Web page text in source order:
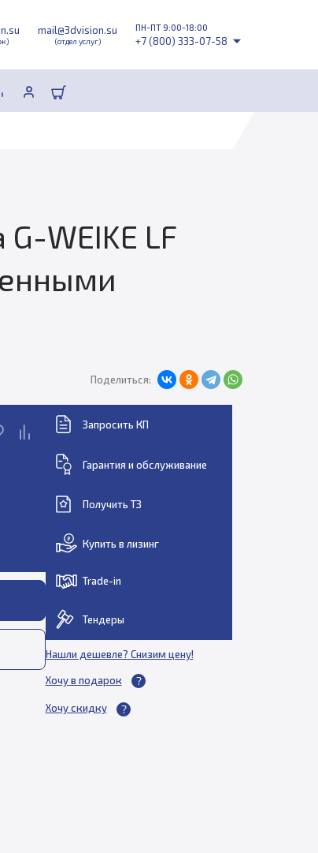
mail@3dvision.su
(отдел услуг)
ПН-ПТ 9:00-18:00
+7 (800) 333-07-58
WEIKE LF
Поделиться:
Запросить КП
Гарантия и обслуживание
Получить ТЗ
Купить в лизинг
Trade-in
Тендеры
Нашли дешевле? Снизим цену!
Хочу в подарок
Хочу скидку